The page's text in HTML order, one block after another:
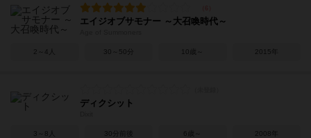
エイジオブサモナー ～大召喚時代～
2～4人 30～50分 10歳～ 2015年
ディクシット
3～8人 30分前後 6歳～ 2008年